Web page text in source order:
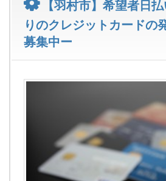
【羽村市】希望者日
りのクレジットカードの
募集中ー